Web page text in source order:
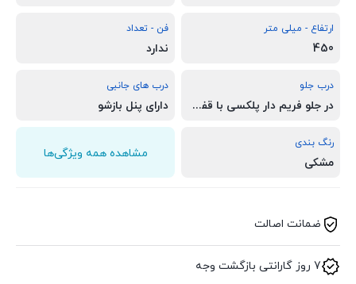
ارتفاع - میلی متر
450
فن - تعداد
ندارد
درب جلو
در جلو فریم دار پلکسی با قفل سوئیچی چرخشی
درب های جانبی
دارای پنل بازشو
رنگ بندی
مشکی
مشاهده همه ویژگی‌ها
ضمانت اصالت
7 روز گارانتی بازگشت وجه